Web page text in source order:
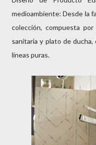
medioambiente: Desde la
colección, compuesta
sanitaria y plato de
líneas puras.